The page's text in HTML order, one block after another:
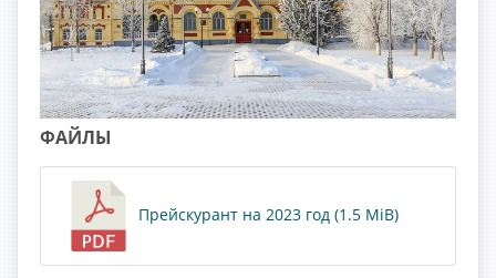
ФАЙЛЫ
Прейскурант на 2023 год (1.5 MiB)